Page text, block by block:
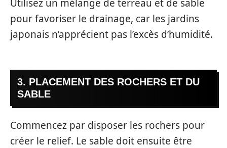
Utilisez un mélange de terreau et de sable
pour favoriser le drainage, car les jardins
japonais n’apprécient pas l’excès d’humidité.
3. PLACEMENT DES ROCHERS ET DU
SABLE
Commencez par disposer les rochers pour
créer le relief. Le sable doit ensuite être